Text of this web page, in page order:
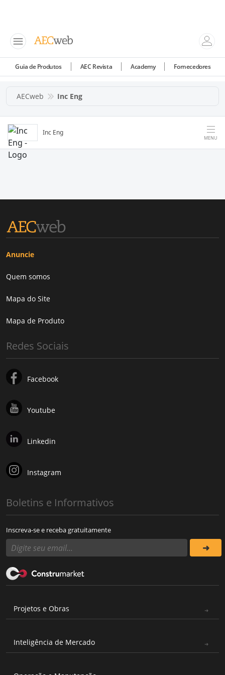
Guia de Produtos AEC Revista Academy Fornecedores
AECweb Inc Eng
Inc Eng
MENU
Anuncie
Quem somos
Mapa do Site
Mapa de Produto
Redes Sociais
Facebook
Youtube
Linkedin
Instagram
Boletins e Informativos
Inscreva-se e receba gratuitamente
Projetos e Obras
Inteligência de Mercado